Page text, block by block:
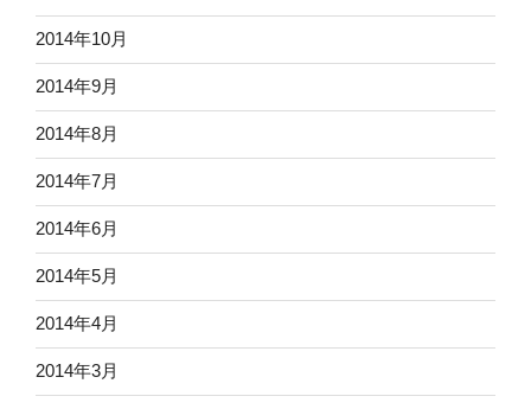
2014年10月
2014年9月
2014年8月
2014年7月
2014年6月
2014年5月
2014年4月
2014年3月